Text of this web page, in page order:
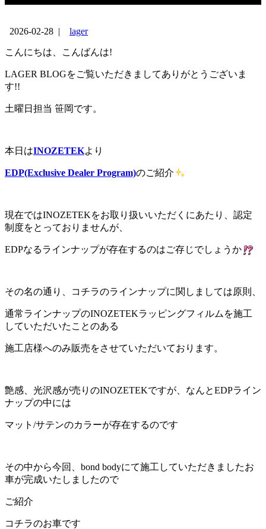
2026-02-28 | lager
こんにちは、こんばんは!
LAGER BLOGをご覧いただきましてありがとうございま
す!!
土曜日担当 笹岡です。
本日はINOZETEKより
EDP(Exclusive Dealer Program)のご紹介
現在ではINOZETEKをお取り扱いいただくにあたり、認定
制度をとっておりませんが、
EDPなるラインナップが存在するのはご存じでしょうか
その名の通り、コチラのラインナップに関しましては原則、
通常ラインナップのINOZETEKラッピングフィルムを施工
していただいたことのある
施工店様へのみ販売をさせていただいております。
艶感、光沢感が売りのINOZETEKですが、なんとEDPライン
ナップの中には
マット/サテンのカラーが存在するのです
その中から今回、bond bodyにて施工していただきましたお
車が完成いたしましたので
ご紹介
コチラのお車です